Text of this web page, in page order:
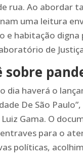
rua. Ao abordar
uma leitura
e habitação
de
sobre
dia haverá o
De São
Gama. O
para o
políticas,